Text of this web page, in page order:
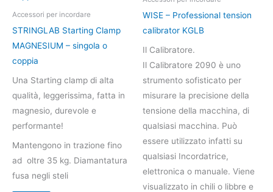
Accessori per incordare
STRINGLAB Starting Clamp
MAGNESIUM – singola o
coppia
Una Starting clamp di alta
qualità, leggerissima, fatta in
magnesio, durevole e
performante!
Mantengono in trazione fino
ad oltre 35 kg. Diamantatura
fusa negli steli
più
varianti.
Le
essere
scelte
nella
pagina
del
prodotto
WISE – Professional tension
calibrator KGLB
Il Calibratore.
Il Calibratore 2090 è uno
strumento sofisticato per
misurare la precisione della
tensione della macchina, di
qualsiasi macchina. Può
essere utilizzato infatti su
qualsiasi Incordatrice,
elettronica o manuale. Viene
visualizzato in chili o libbre e